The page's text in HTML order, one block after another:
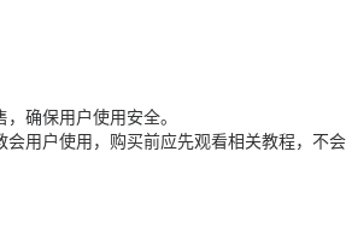
确保用户使用安全。
用户使用，购买前应先观看相关教程，不